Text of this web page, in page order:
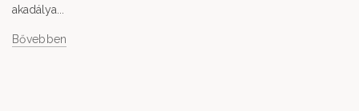
akadálya...
Bővebben